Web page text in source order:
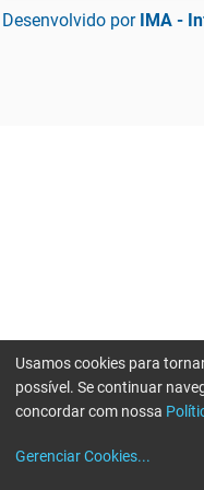
Desenvolvido por IMA -
Usamos cookies para
possível. Se continuar
concordar com nossa
Gerenciar Cookies...
Erro ao enviar